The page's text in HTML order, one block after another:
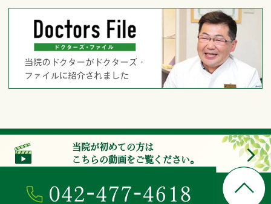
© hibarinomori.com
当院が初めての方は
こちらの動画をご覧ください。